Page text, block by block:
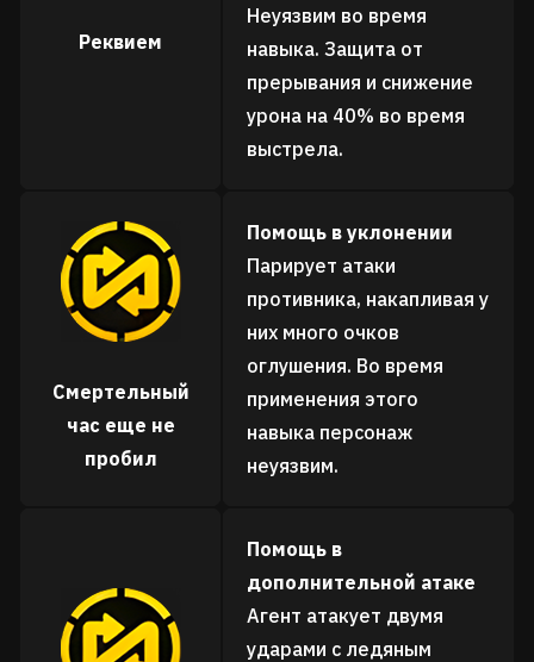
Реквием
Неуязвим во время
навыка. Защита от
прерывания и снижение
урона на 40% во время
выстрела.
Смертельный
час еще не
пробил
Помощь в уклонении
Парирует атаки
противника, накапливая у
них много очков
оглушения. Во время
применения этого
навыка персонаж
неуязвим.
Помощь в
дополнительной атаке
Агент атакует двумя
ударами с ледяным